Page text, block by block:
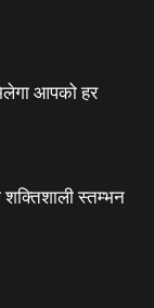
आपको हर
स्तम्भन